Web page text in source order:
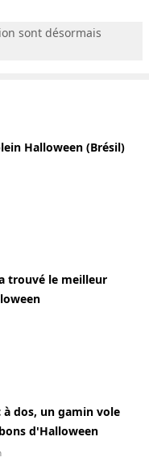
sont désormais
Halloween (Brésil)
trouvé le meilleur
à dos, un gamin vole
d'Halloween